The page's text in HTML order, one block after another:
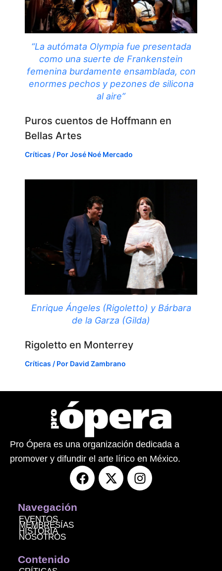
“La autómata Olympia fue presentada
como una suerte de Frankenstein
femenina burdamente ensamblada, con
enormes pechos y pezones de silicona
al aire”
Puros cuentos de Hoffmann en
Bellas Artes
Críticas / PorJosé Noé Mercado
Enrique Ángeles (Rigoletto) y Bárbara
de la Garza (Gilda)
Rigoletto en Monterrey
Críticas / Por David Zambrano
Pro Ópera es una organización dedicada a
promover y difundir el arte lírico en México.
F
a
X
-
I
n
Navegación
EVENTOS
MEMBRESÍAS
HISTORIA
NOSOTROS
Contenido